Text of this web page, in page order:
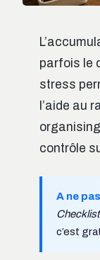
parfois le
stress
l’aide au
contrôle
A ne
c’est